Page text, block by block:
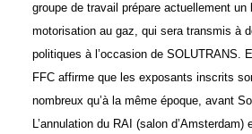
groupe de travail prépare actuellement un
motorisation au gaz, qui sera transmis à
politiques à l’occasion de SOLUTRANS.
FFC affirme que les exposants inscrits
nombreux qu’à la même époque, avant
L’annulation du RAI (salon